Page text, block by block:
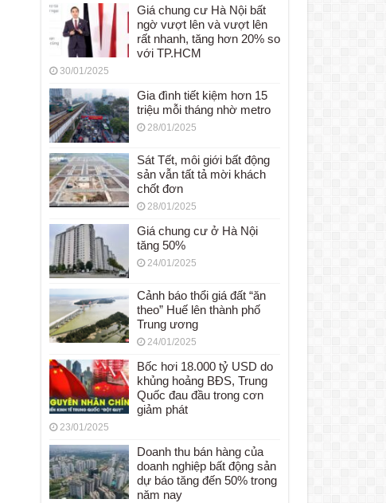
Giá chung cư Hà Nội bất
ngờ vượt lên và vượt lên
rất nhanh, tăng hơn 20% so
với TP.HCM
30/01/2025
Gia đình tiết kiệm hơn 15
triệu mỗi tháng nhờ metro
28/01/2025
Sát Tết, môi giới bất động
sản vẫn tất tả mời khách
chốt đơn
28/01/2025
Giá chung cư ở Hà Nội
tăng 50%
24/01/2025
Cảnh báo thổi giá đất “ăn
theo” Huế lên thành phố
Trung ương
24/01/2025
Bốc hơi 18.000 tỷ USD do
khủng hoảng BĐS, Trung
Quốc đau đầu trong cơn
giảm phát
23/01/2025
Doanh thu bán hàng của
doanh nghiệp bất động sản
dự báo tăng đến 50% trong
năm nay